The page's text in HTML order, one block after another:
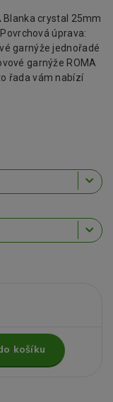
Blanka crystal 25mm
úprava:
garnýže jednořadé
garnýže ROMA
řada vám nabízí
košíku